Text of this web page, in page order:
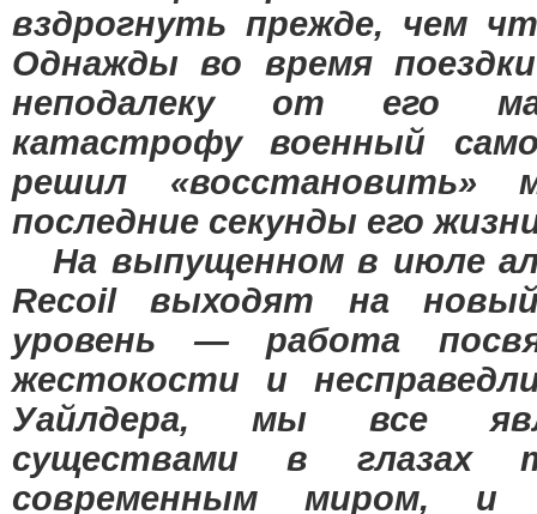
вздрогнуть прежде, чем
Однажды во время
неподалеку от его
катастрофу военный
решил
последние секунды его
На выпущенном в июле
Recoil выходят на новый
уровень — работа
жестокости и
Уайлдера, мы все
существами в глазах
современным миром, и